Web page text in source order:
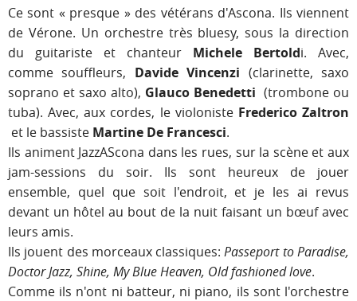
Ce sont « presque » des vétérans d'Ascona. Ils viennent
de Vérone. Un orchestre très bluesy, sous la direction
du guitariste et chanteur Michele Bertoldi. Avec,
comme souffleurs, Davide Vincenzi (clarinette, saxo
soprano et saxo alto), Glauco Benedetti (trombone ou
tuba). Avec, aux cordes, le violoniste Frederico Zaltron
et le bassiste Martine De Francesci.
Ils animent JazzAScona dans les rues, sur la scène et aux
jam-sessions du soir. Ils sont heureux de jouer
ensemble, quel que soit l'endroit, et je les ai revus
devant un hôtel au bout de la nuit faisant un bœuf avec
leurs amis.
Ils jouent des morceaux classiques:Passeport to Paradise,
Doctor Jazz, Shine, My Blue Heaven, Old fashioned love.
Comme ils n'ont ni batteur, ni piano, ils sont l'orchestre